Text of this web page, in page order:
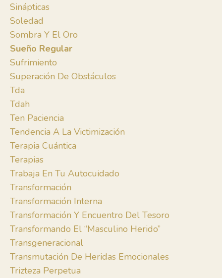
Sinápticas
Soledad
Sombra Y El Oro
Sueño Regular
Sufrimiento
Superación De Obstáculos
Tda
Tdah
Ten Paciencia
Tendencia A La Victimización
Terapia Cuántica
Terapias
Trabaja En Tu Autocuidado
Transformación
Transformación Interna
Transformación Y Encuentro Del Tesoro
Transformando El “masculino Herido”
Transgeneracional
Transmutación De Heridas Emocionales
Trizteza Perpetua